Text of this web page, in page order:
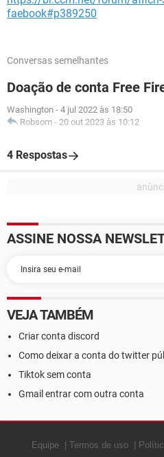
faebook#p389250
Conversas semelhantes
Doação de conta Free
Washington - 4 jul 2022 às 18:50
Robsom - 20 out 2023 às 10:12
4 Respostas
ASSINE NOSSA
VEJA TAMBÉM
Criar conta discord
Como deixar a conta do twitter
Tiktok sem conta
Gmail entrar com outra conta
Equipe Termos de uso